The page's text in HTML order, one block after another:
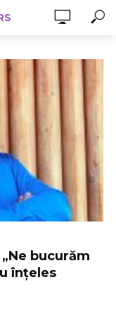
bucurăm
înțeles